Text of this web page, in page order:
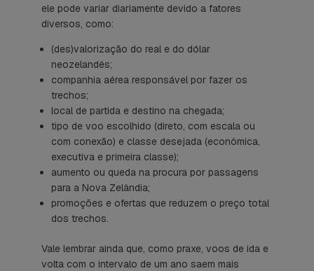
ele pode variar diariamente devido a fatores
diversos, como:
(des)valorização do real e do dólar
neozelandês;
companhia aérea responsável por fazer os
trechos;
local de partida e destino na chegada;
tipo de voo escolhido (direto, com escala ou
com conexão) e classe desejada (econômica,
executiva e primeira classe);
aumento ou queda na procura por passagens
para a Nova Zelândia;
promoções e ofertas que reduzem o preço total
dos trechos.
Vale lembrar ainda que, como praxe, voos de ida e
volta com o intervalo de um ano saem mais